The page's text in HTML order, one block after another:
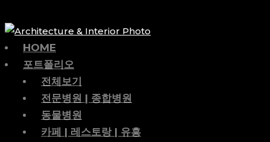
HOME
포트폴리오
전체보기
전문병원 | 종합병원
동물병원
카페 | 레스토랑 | 유흥